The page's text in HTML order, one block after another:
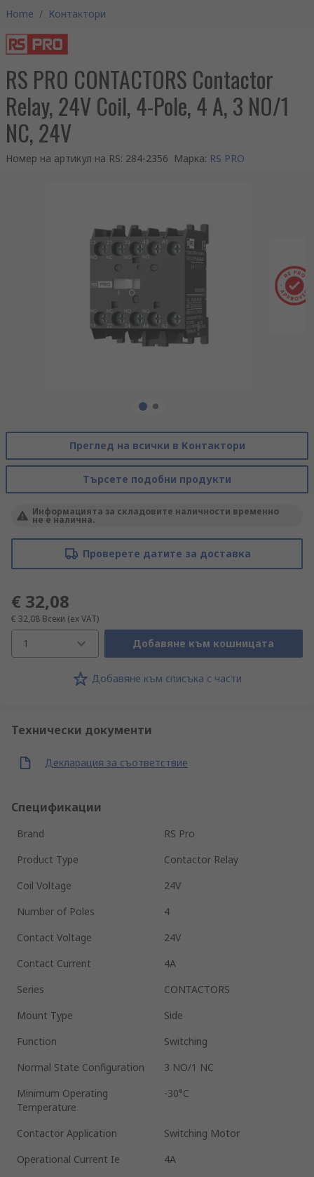
Home / Контактори
RS PRO CONTACTORS Contactor
Relay, 24V Coil, 4-Pole, 4 A, 3 NO/1
NC, 24V
Номер на артикул на RS: 284-2356 Марка: RS PRO
Преглед на всички в Контактори
Търсете подобни продукти
Информацията за складовите наличности временно
не е налична.
Проверете датите за доставка
€ 32,08
€ 32,08 Всеки (ex VAT)
1 Добавяне към кошницата
Добавяне към списъка с части
Технически документи
Декларация за съответствие
Спецификации
Brand
RS Pro
Product Type
Contactor Relay
Coil Voltage
24V
Number of Poles
4
Contact Voltage
24V
Contact Current
4A
Series
CONTACTORS
Mount Type
Side
Function
Switching
Normal State Configuration
3 NO/1 NC
Minimum Operating
Temperature
-30°C
Contactor Application
Switching Motor
Operational Current Ie
4A